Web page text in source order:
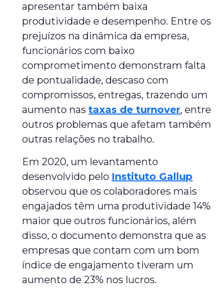
apresentar também baixa
produtividade e desempenho. Entre os
prejuízos na dinâmica da empresa,
funcionários com baixo
comprometimento demonstram falta
de pontualidade, descaso com
compromissos, entregas, trazendo um
aumento nastaxas de turnover, entre
outros problemas que afetam também
outras relações no trabalho.
Em 2020, um levantamento
desenvolvido pelo Instituto Gallup
observou que os colaboradores mais
engajados têm uma produtividade 14%
maior que outros funcionários, além
disso, o documento demonstra que as
empresas que contam com um bom
índice de engajamento tiveram um
aumento de 23% nos lucros.